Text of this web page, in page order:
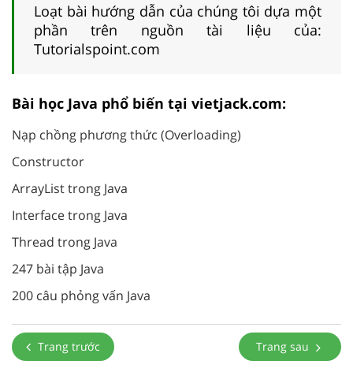
Loạt bài hướng dẫn của chúng tôi dựa một
phần trên nguồn tài liệu của:
Tutorialspoint.com
Bài học Java phổ biến tại vietjack.com:
Nạp chồng phương thức (Overloading)
Constructor
ArrayList trong Java
Interface trong Java
Thread trong Java
247 bài tập Java
200 câu phỏng vấn Java
Trang trước Trang sau